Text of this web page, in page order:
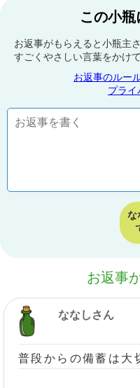
この小
お返事がもらえると小瓶主
すごくやさしい言葉をかけ
お返事のルー
プライ
な
お返事
ななしさん
普段からの備蓄は大